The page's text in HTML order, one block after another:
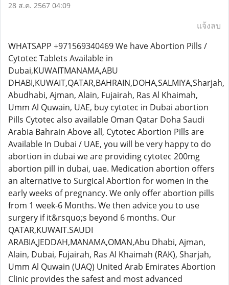
28 ส.ค. 2567 04:09
แจ้งลบ
WHATSAPP +971569340469 We have Abortion Pills /
Cytotec Tablets Available in
Dubai,KUWAITMANAMA,ABU
DHABI,KUWAIT,QATAR,BAHRAIN,DOHA,SALMIYA,Sharjah,
Abudhabi, Ajman, Alain, Fujairah, Ras Al Khaimah,
Umm Al Quwain, UAE, buy cytotec in Dubai abortion
Pills Cytotec also available Oman Qatar Doha Saudi
Arabia Bahrain Above all, Cytotec Abortion Pills are
Available In Dubai / UAE, you will be very happy to do
abortion in dubai we are providing cytotec 200mg
abortion pill in dubai, uae. Medication abortion offers
an alternative to Surgical Abortion for women in the
early weeks of pregnancy. We only offer abortion pills
from 1 week-6 Months. We then advice you to use
surgery if it&rsquo;s beyond 6 months. Our
QATAR,KUWAIT.SAUDI
ARABIA,JEDDAH,MANAMA,OMAN,Abu Dhabi, Ajman,
Alain, Dubai, Fujairah, Ras Al Khaimah (RAK), Sharjah,
Umm Al Quwain (UAQ) United Arab Emirates Abortion
Clinic provides the safest and most advanced